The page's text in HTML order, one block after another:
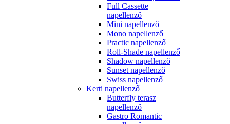
Full Cassette
napellenző
Mini napellenző
Mono napellenző
Practic napellenző
Roll-Shade napellenző
Shadow napellenző
Sunset napellenző
Swiss napellenző
Kerti napellenző
Butterfly terasz
napellenző
Gastro Romantic